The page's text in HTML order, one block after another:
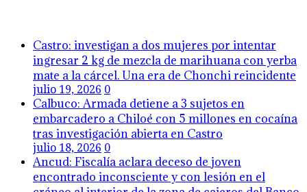
Castro: investigan a dos mujeres por intentar
ingresar 2 kg de mezcla de marihuana con yerba
mate a la cárcel. Una era de Chonchi reincidente
julio 19, 2026 0
Calbuco: Armada detiene a 3 sujetos en
embarcadero a Chiloé con 5 millones en cocaína
tras investigación abierta en Castro
julio 18, 2026 0
Ancud: Fiscalía aclara deceso de joven
encontrado inconsciente y con lesión en el